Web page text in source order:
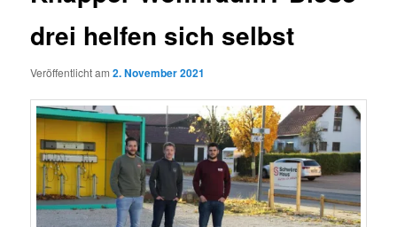
drei helfen sich selbst
Veröffentlicht am2. November 2021